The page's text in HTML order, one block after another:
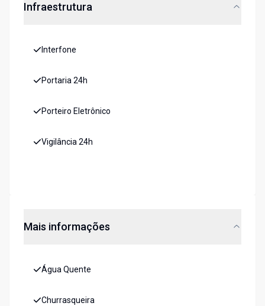
Infraestrutura
Interfone
Portaria 24h
Porteiro Eletrônico
Vigilância 24h
Mais informações
Água Quente
Churrasqueira